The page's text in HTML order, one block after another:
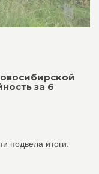
за 6
подвела итоги: